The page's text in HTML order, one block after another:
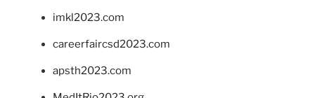
imkl2023.com
careerfaircsd2023.com
apsth2023.com